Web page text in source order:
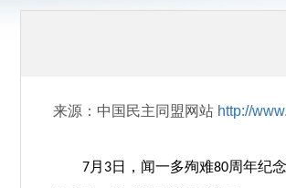
来源：中国民主同盟网站 http://
7月3日，闻一多殉难80周年纪